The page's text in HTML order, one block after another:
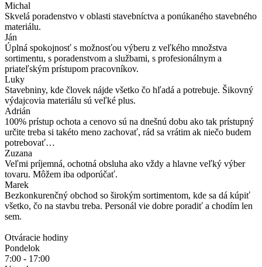
Michal
Skvelá poradenstvo v oblasti stavebníctva a ponúkaného stavebného
materiálu.
Ján
Úplná spokojnosť s možnosťou výberu z veľkého množstva
sortimentu, s poradenstvom a službami, s profesionálnym a
priateľským prístupom pracovníkov.
Luky
Stavebniny, kde človek nájde všetko čo hľadá a potrebuje. Šikovný
výdajcovia materiálu sú veľké plus.
Adrián
100% prístup ochota a cenovo sú na dnešnú dobu ako tak prístupný
určite treba si takéto meno zachovať, rád sa vrátim ak niečo budem
potrebovať…
Zuzana
Veľmi príjemná, ochotná obsluha ako vždy a hlavne veľký výber
tovaru. Môžem iba odporúčať.
Marek
Bezkonkurenčný obchod so širokým sortimentom, kde sa dá kúpiť
všetko, čo na stavbu treba. Personál vie dobre poradiť a chodím len
sem.
Otváracie hodiny
Pondelok
7:00 - 17:00